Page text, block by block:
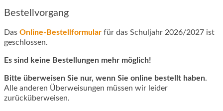
Bestellvorgang
Das Online-Bestellformular für das Schuljahr 2026/2027 ist
geschlossen.
Es sind keine Bestellungen mehr möglich!
Bitte überweisen Sie nur, wenn Sie online bestellt haben.
Alle anderen Überweisungen müssen wir leider
zurücküberweisen.